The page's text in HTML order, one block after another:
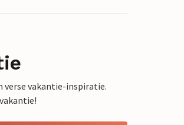
verse vakantie-inspiratie.